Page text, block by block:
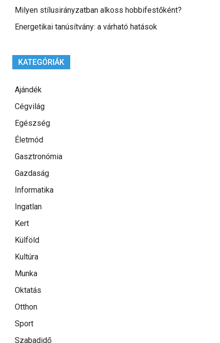
Milyen stílusirányzatban alkoss hobbifestőként?
Energetikai tanúsítvány: a várható hatások
KATEGÓRIÁK
Ajándék
Cégvilág
Egészség
Életmód
Gasztronómia
Gazdaság
Informatika
Ingatlan
Kert
Külföld
Kultúra
Munka
Oktatás
Otthon
Sport
Szabadidő